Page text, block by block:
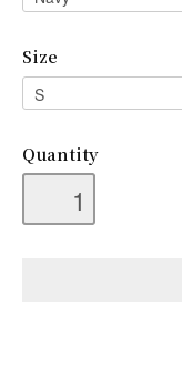
Size
Quantity